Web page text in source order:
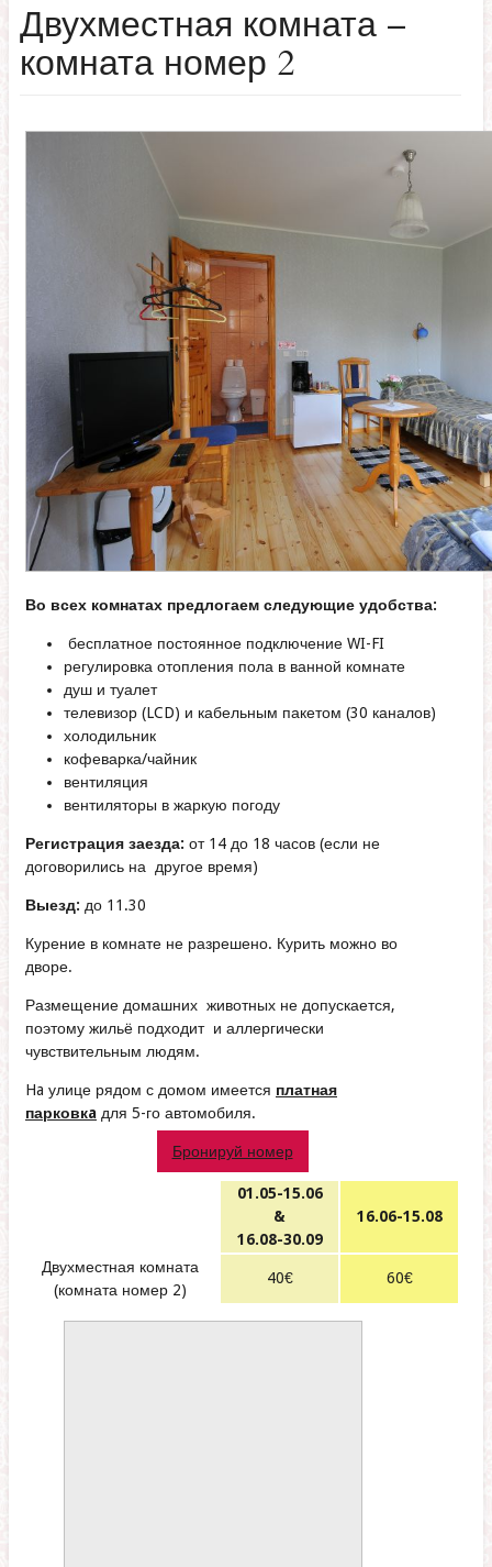
Двухместная комната –
комната номер 2
Во всех комнатах предлогаем следующие удобства:
бесплатное постоянное подключение WI-FI
регулировка отопления пола в ванной комнате
душ и туалет
телевизор (LCD) и кабельным пакетом (30 каналов)
холодильник
кофеварка/чайник
вентиляция
вентиляторы в жаркую погоду
Регистрация заезда: от 14 до 18 часов (если не
договорились на другое время)
Выезд: до 11.30
Курение в комнате не разрешено. Курить можно во
дворе.
Размещение домашних животных не допускается,
поэтому жильё подходит и аллергически
чувствительным людям.
Ha улице рядом с домом имеется платная
парковкa для 5-го автомобиля.
Бронируй номер
01.05-15.06
&
16.08-30.09
16.06-15.08
Двухместная комната
(комната номер 2)
40€ 60€